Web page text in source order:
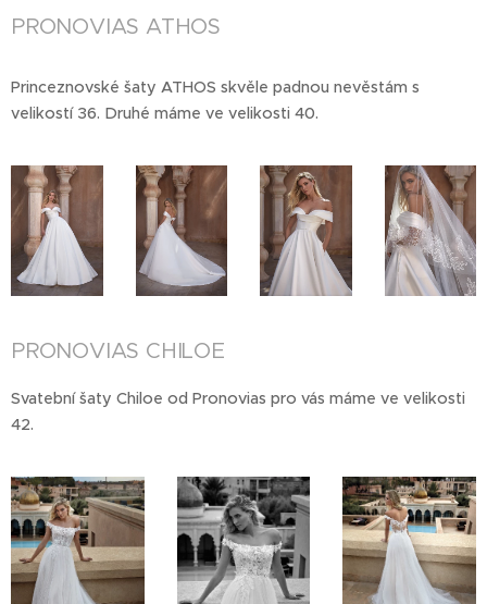
PRONOVIAS ATHOS
Princeznovské šaty ATHOS skvěle padnou nevěstám s
velikostí 36. Druhé máme ve velikosti 40.
PRONOVIAS CHILOE
Svatební šaty Chiloe od Pronovias pro vás máme ve velikosti
42.